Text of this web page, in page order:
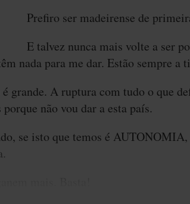
Prefiro ser madeirense de
E talvez nunca mais volte a ser
nada para me dar. Estão sempre a
grande. A ruptura com tudo o que
não vou dar a esta país.
se isto que temos é AUTONOMIA,